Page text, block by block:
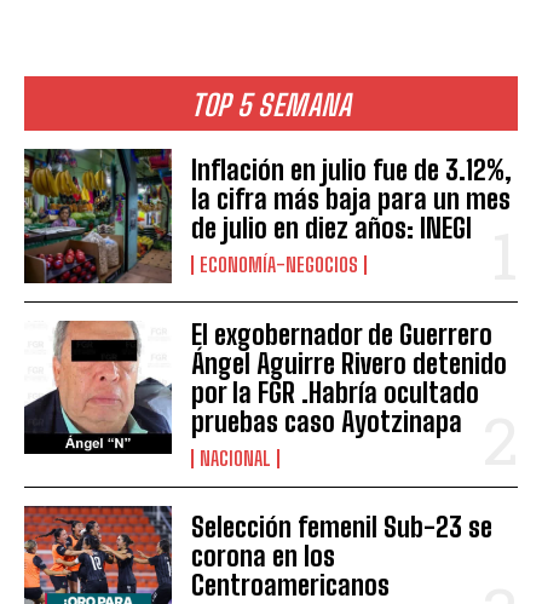
TOP 5 SEMANA
Inflación en julio fue de 3.12%,
la cifra más baja para un mes
de julio en diez años: INEGI
ECONOMÍA-NEGOCIOS
El exgobernador de Guerrero
Ángel Aguirre Rivero detenido
por la FGR .Habría ocultado
pruebas caso Ayotzinapa
NACIONAL
Selección femenil Sub-23 se
corona en los
Centroamericanos